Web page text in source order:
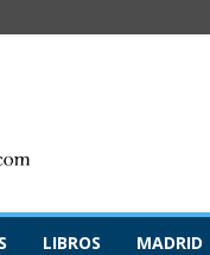
LIBROS MADRID